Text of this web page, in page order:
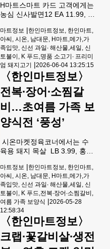
H마트스마트 카드 고객에게는
농심 신사발면12 EA 11.99, 농
오징어채LB 15.99,수협 손질
냉동가자미 USA LB 3.99,씨없
는수박 EA 4.49.냉동삼겹살
6MM LB 6.99, 간장양념돼지
목살불고기 LB 4.99에 제공된
다.프로듀스 코너에서는 타미
망고 선물 박스11.99, 허니/아
톨포 망고 선물박스 13.99,워
러크레스EA 1.29, 화이트 양배
추 LB 0.99,백천도 복숭아LB
2.99,라임EA 1.99, 칠레 단감
헤스 아보가도 48
마트정보 |한인마트정보, 한인마트,
아씨, 시온, 남대문, H마트,메가,가
족입맛, 신선 과일∙ 해산물,세일, 신
토불이, K 푸드,명품 소고기∙ 프리미
엄 돼지고기 |2026-06-04 13:25:15
〈한인마트정보〉
전복∙장어∙소찜갈
비…초여름 가족 보
양식전 ‘풍성’
시온마켓정육코너에서는 수
육용 돼지 목살 LB 3.99, 홍두
겹살LB 5.99, 냉동 낙엽살 샤
브샤브 LB 14.99, 뼈없는 닭
사태LB 3.99, 양념 소불고기
LB 8.99에 판매된다.생선코너
에서는 물 오징어 (600UP) LB
3.99, 노르웨이 고등어
(400/600) LB 3.79, 자반 참조
기 (200-300) LB 8.99, 쥐포
LB 11.99, 동태 LB 2.49,냉동
마트정보 |한인마트정보, 한인마트,
아씨, 시온, 남대문, H마트,메가,가
족입맛, 신선 과일∙ 해산물,세일, 신
토불이, K 푸드,전복∙장어∙소찜갈비,
여름 가족 보양식 |2026-05-28
12:58:34
〈한인마트정보〉
크랩∙꽃갈비살∙생전